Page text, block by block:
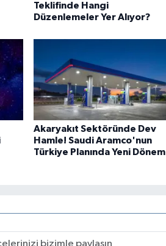
Teklifinde Hangi
Düzenlemeler Yer Alıyor?
Akaryakıt Sektöründe Dev
Hamle! Saudi Aramco'nun
Türkiye Planında Yeni Dönem